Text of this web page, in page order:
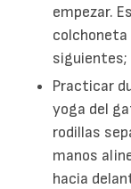
empezar.
Practicar
yoga del
rodillas
manos
hacia